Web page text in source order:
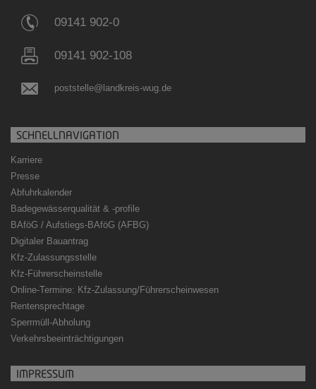
09141 902-0
09141 902-108
poststelle@landkreis-wug.de
SCHNELLNAVIGATION
Karriere
Presse
Abfuhrkalender
Badegewässerqualität & -profile
BAföG / Aufstiegs-BAföG (AFBG)
Digitaler Bauantrag
Kfz-Zulassungsstelle
Kfz-Führerscheinstelle
Online-Termine: Kfz-Zulassung/Führerscheinwesen
Rentensprechtage
Sperrmüll-Abholung
Verkehrsbeeinträchtigungen
IMPRESSUM